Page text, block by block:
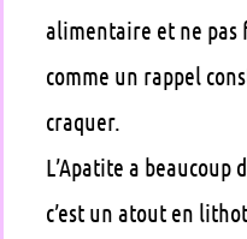
alimentaire et ne pas
comme un rappel
craquer.
L’Apatite a beaucoup
c’est un atout en